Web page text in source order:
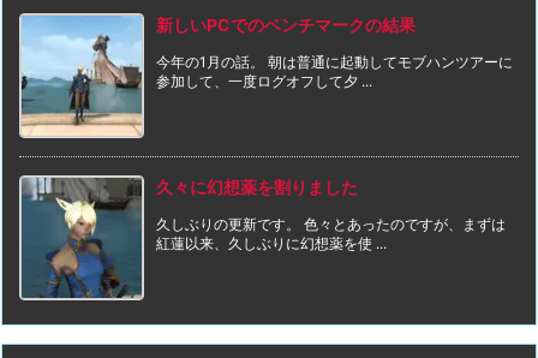
新しいPCでのベンチマークの結果
今年の1月の話。 朝は普通に起動してモブハンツアーに
参加して、一度ログオフして夕 ...
久々に幻想薬を割りました
久しぶりの更新です。 色々とあったのですが、まずは
紅蓮以来、久しぶりに幻想薬を使 ...